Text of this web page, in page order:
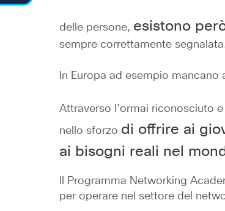
delle persone, esistono
sempre correttamente
In Europa ad esempio mancano
Attraverso l’ormai riconosciuto
nello sforzo di offrire ai
ai bisogni reali nel
Il Programma Networking
per operare nel settore del